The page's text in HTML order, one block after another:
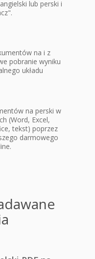
lub perski i
na i z
pobranie wyniku
układu
na perski w
(Word, Excel,
tekst) poprzez
darmowego